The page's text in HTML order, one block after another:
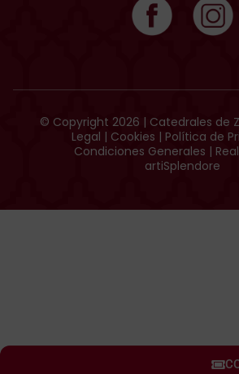
© Copyright 2026 | Catedrales de
Legal | Cookies | Política de
Condiciones Generales |
artiSplendore